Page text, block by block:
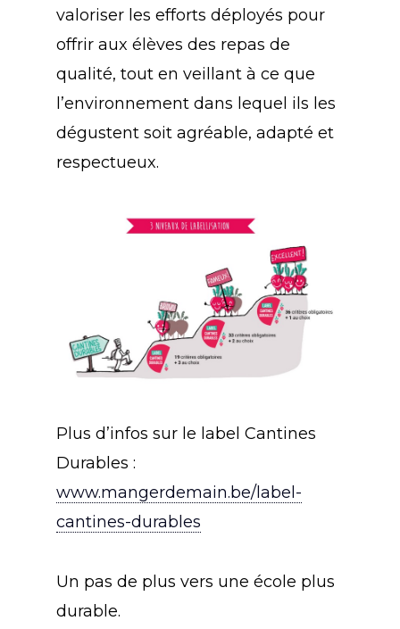
valoriser les efforts déployés pour
offrir aux élèves des repas de
qualité, tout en veillant à ce que
l’environnement dans lequel ils les
dégustent soit agréable, adapté et
respectueux.
Plus d’infos sur le label Cantines
Durables :
www.mangerdemain.be/label-
cantines-durables
Un pas de plus vers une école plus
durable.